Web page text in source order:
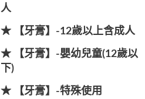
人
★ 【牙膏】-12歲以上含成人
★ 【牙膏】-嬰幼兒童(12歲以
下)
★ 【牙膏】-特殊使用